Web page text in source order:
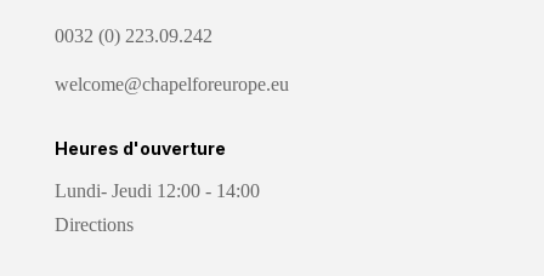
0032 (0) 223.09.242
welcome@chapelforeurope.eu
Heures d'ouverture
Lundi- Jeudi 12:00 - 14:00
Directions